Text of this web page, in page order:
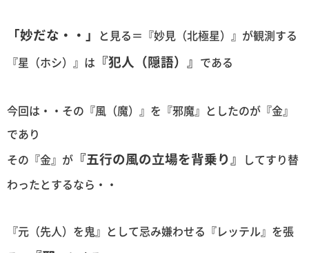
「妙だな・・」 と見る＝『妙見（北極星）』が観測する
『星（ホシ）』は 『犯人（隠語）』 である
今回は・・その『風（魔）』を『邪魔』としたのが『金』
であり
その『金』が 『五行の風の立場を背乗り』 してすり替
わったとするなら・・
『元（先人）を鬼』として忌み嫌わせる『レッテル』を張